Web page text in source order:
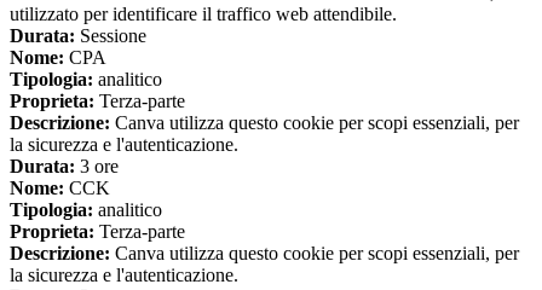
utilizzato per identificare il traffico web attendibile.
Durata: Sessione
Nome: CPA
Tipologia: analitico
Proprieta: Terza-parte
Descrizione: Canva utilizza questo cookie per scopi essenziali, per
la sicurezza e l'autenticazione.
Durata: 3 ore
Nome: CCK
Tipologia: analitico
Proprieta: Terza-parte
Descrizione: Canva utilizza questo cookie per scopi essenziali, per
la sicurezza e l'autenticazione.